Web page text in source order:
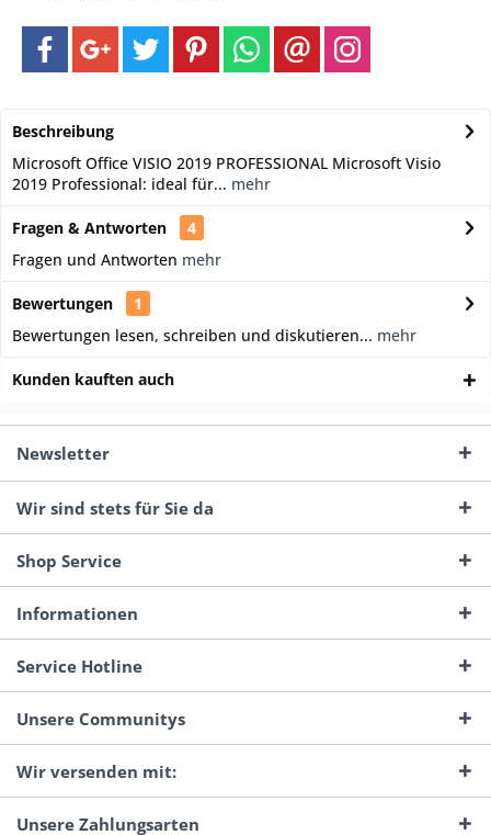
Beschreibung
Microsoft Office VISIO 2019 PROFESSIONAL Microsoft Visio
2019 Professional: ideal für... mehr
Fragen & Antworten
4
Fragen und Antworten mehr
Bewertungen
1
Bewertungen lesen, schreiben und diskutieren... mehr
Kunden kauften auch
Newsletter
Wir sind stets für Sie da
Shop Service
Informationen
Service Hotline
Unsere Communitys
Wir versenden mit:
Unsere Zahlungsarten